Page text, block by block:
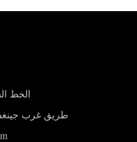
الخط
4915، طريق غرب